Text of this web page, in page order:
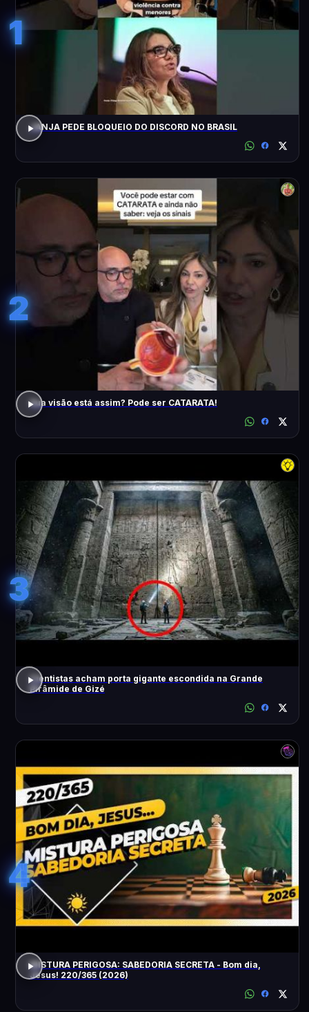
1
JANJA PEDE BLOQUEIO DO DISCORD NO BRASIL
2
Sua visão está assim? Pode ser CATARATA!
3
Cientistas acham porta gigante escondida na Grande
Pirâmide de Gizé
4
MISTURA PERIGOSA: SABEDORIA SECRETA - Bom dia,
Jesus! 220/365 (2026)